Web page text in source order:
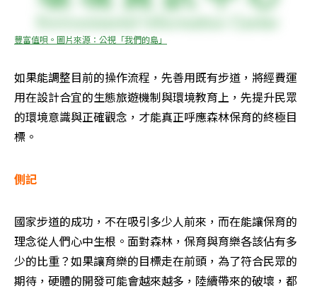
豐富值唄。圖片來源：公視「我們的島」
如果能調整目前的操作流程，先善用既有步道，將經費運
用在設計合宜的生態旅遊機制與環境教育上，先提升民眾
的環境意識與正確觀念，才能真正呼應森林保育的終極目
標。
側記
國家步道的成功，不在吸引多少人前來，而在能讓保育的
理念從人們心中生根。面對森林，保育與育樂各該佔有多
少的比重？如果讓育樂的目標走在前頭，為了符合民眾的
期待，硬體的開發可能會越來越多，陸續帶來的破壞，都